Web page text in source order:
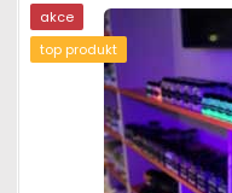
akce
top produkt